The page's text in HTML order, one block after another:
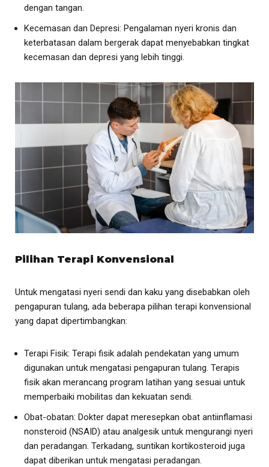
dengan tangan.
Kecemasan dan Depresi: Pengalaman nyeri kronis dan
keterbatasan dalam bergerak dapat menyebabkan tingkat
kecemasan dan depresi yang lebih tinggi.
Pilihan Terapi Konvensional
Untuk mengatasi nyeri sendi dan kaku yang disebabkan oleh
pengapuran tulang, ada beberapa pilihan terapi konvensional
yang dapat dipertimbangkan:
Terapi Fisik: Terapi fisik adalah pendekatan yang umum
digunakan untuk mengatasi pengapuran tulang. Terapis
fisik akan merancang program latihan yang sesuai untuk
memperbaiki mobilitas dan kekuatan sendi.
Obat-obatan: Dokter dapat meresepkan obat antiinflamasi
nonsteroid (NSAID) atau analgesik untuk mengurangi nyeri
dan peradangan. Terkadang, suntikan kortikosteroid juga
dapat diberikan untuk mengatasi peradangan.